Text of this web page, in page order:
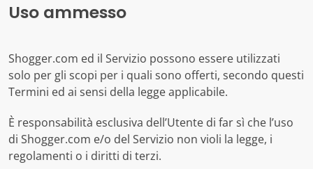
Uso ammesso
Shogger.com ed il Servizio possono essere utilizzati
solo per gli scopi per i quali sono offerti, secondo questi
Termini ed ai sensi della legge applicabile.
È responsabilità esclusiva dell’Utente di far sì che l’uso
di Shogger.com e/o del Servizio non violi la legge, i
regolamenti o i diritti di terzi.